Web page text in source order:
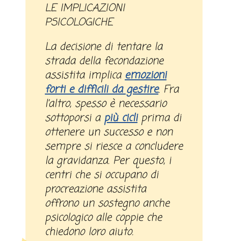
LE IMPLICAZIONI
PSICOLOGICHE
La decisione di tentare la
strada della fecondazione
assistita implicaemozioni
forti e difficili da gestire. Fra
l’altro, spesso è necessario
sottoporsi a più cicliprima di
ottenere un successo e non
sempre si riesce a concludere
la gravidanza. Per questo, i
centri che si occupano di
procreazione assistita
offrono un sostegno anche
psicologico alle coppie che
chiedono loro aiuto.